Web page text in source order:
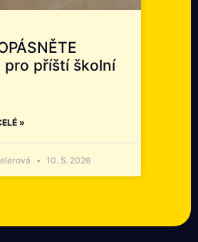
pro příští školní
»
10. 5. 2026